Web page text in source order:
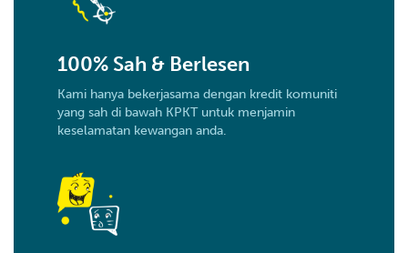
100% Sah & Berlesen
Kami hanya bekerjasama dengan kredit komuniti
yang sah di bawah KPKT untuk menjamin
keselamatan kewangan anda.